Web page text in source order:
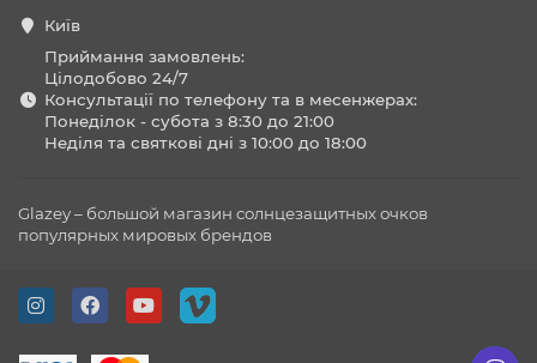
Київ
Приймання замовлень:
Цілодобово 24/7
Консультації по телефону та в месенжерах:
Понеділок - субота з 8:30 до 21:00
Неділя та святкові дні з 10:00 до 18:00
Glazey – большой магазин солнцезащитных очков
популярных мировых брендов